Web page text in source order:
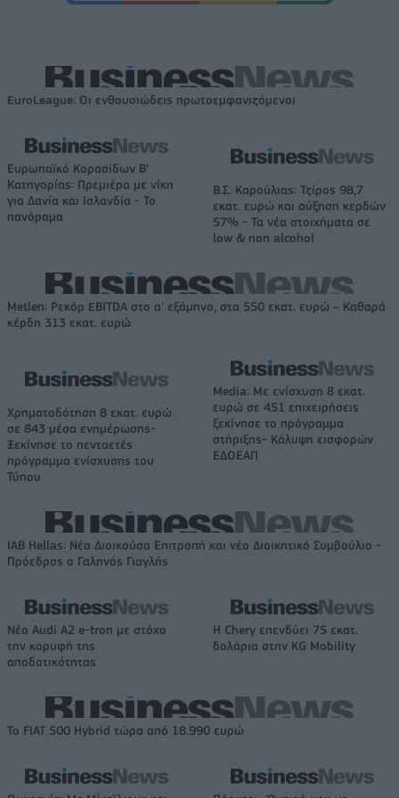
EuroLeague: Οι ενθουσιώδεις πρωτοεμφανιζόμενοι
Ευρωπαϊκό Κορασίδων Β'
Κατηγορίας: Πρεμιέρα με νίκη
για Δανία και Ισλανδία - Το
πανόραμα
Β.Σ. Καρούλιας: Τζίρος 98,7
εκατ. ευρώ και αύξηση κερδών
57% - Τα νέα στοιχήματα σε
low & non alcohol
Metlen: Ρεκόρ EBITDA στο α' εξάμηνο, στα 550 εκατ. ευρώ – Καθαρά
κέρδη 313 εκατ. ευρώ
Χρηματοδότηση 8 εκατ. ευρώ
σε 843 μέσα ενημέρωσης-
Ξεκίνησε το πενταετές
πρόγραμμα ενίσχυσης του
Τύπου
Media: Με ενίσχυση 8 εκατ.
ευρώ σε 451 επιχειρήσεις
ξεκίνησε το πρόγραμμα
στήριξης- Κάλυψη εισφορών
ΕΔΟΕΑΠ
IAB Hellas: Νέα Διοικούσα Επιτροπή και νέο Διοικητικό Συμβούλιο -
Πρόεδρος ο Γαληνός Γιαγλής
Νέο Audi A2 e-tron με στόχο
την κορυφή της
αποδοτικότητας
Η Chery επενδύει 75 εκατ.
δολάρια στην KG Mobility
Το FIAT 500 Hybrid τώρα από 18.990 ευρώ